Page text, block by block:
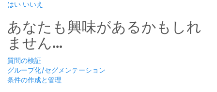
はい いいえ
あなたも興味があるかもしれ
ません...
質問の検証
グループ化/セグメンテーション
条件の作成と管理